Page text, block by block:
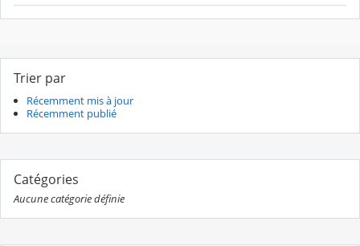
Trier par
Récemment mis à jour
Récemment publié
Catégories
Aucune catégorie définie